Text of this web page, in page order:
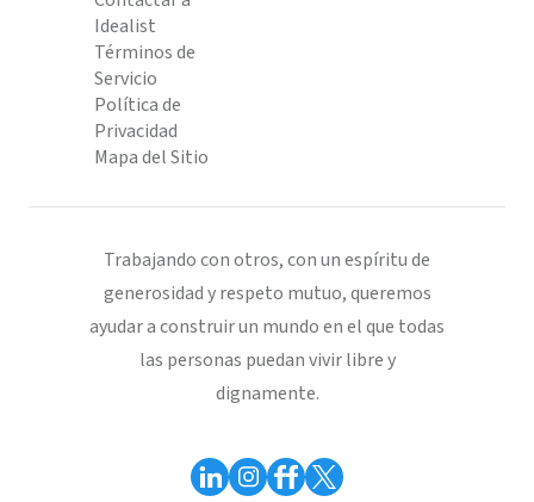
Idealist
Términos de
Servicio
Política de
Privacidad
Mapa del Sitio
Trabajando con otros, con un espíritu de
generosidad y respeto mutuo, queremos
ayudar a construir un mundo en el que todas
las personas puedan vivir libre y
dignamente.